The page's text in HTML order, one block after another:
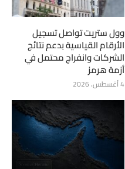
وول ستريت تواصل تسجيل
الأرقام القياسية بدعم نتائج
الشركات وانفراج محتمل في
أزمة هرمز
4 أغسطس، 2026